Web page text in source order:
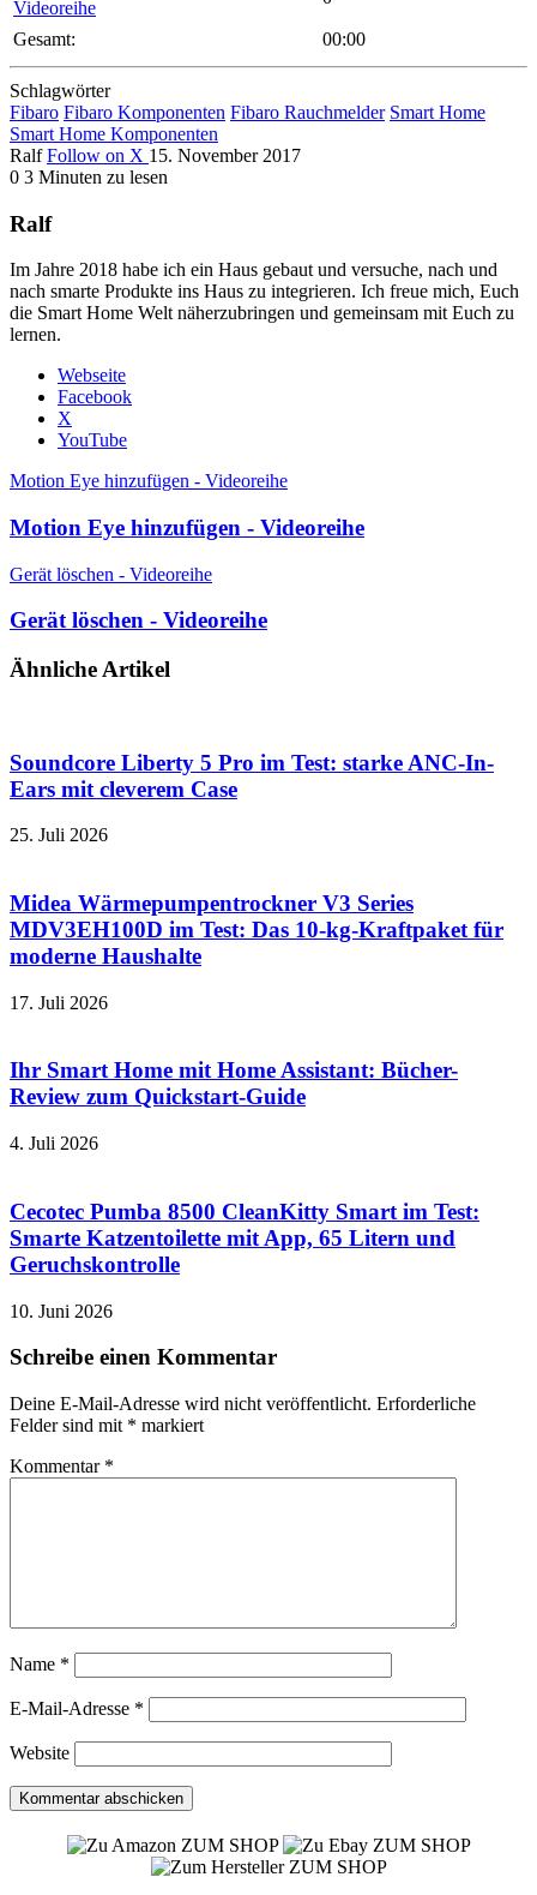
Videoreihe
Gesamt: 00:00
Schlagwörter
Fibaro Fibaro Komponenten Fibaro Rauchmelder Smart Home
Smart Home Komponenten
Ralf Follow on X 15. November 2017
0 3 Minuten zu lesen
Ralf
Im Jahre 2018 habe ich ein Haus gebaut und versuche, nach und
nach smarte Produkte ins Haus zu integrieren. Ich freue mich, Euch
die Smart Home Welt näherzubringen und gemeinsam mit Euch zu
lernen.
Webseite
Facebook
X
YouTube
Motion Eye hinzufügen - Videoreihe
Motion Eye hinzufügen - Videoreihe
Gerät löschen - Videoreihe
Gerät löschen - Videoreihe
Ähnliche Artikel
Soundcore Liberty 5 Pro im Test: starke ANC-In-
Ears mit cleverem Case
25. Juli 2026
Midea Wärmepumpentrockner V3 Series
MDV3EH100D im Test: Das 10-kg-Kraftpaket für
moderne Haushalte
17. Juli 2026
Ihr Smart Home mit Home Assistant: Bücher-
Review zum Quickstart-Guide
4. Juli 2026
Cecotec Pumba 8500 CleanKitty Smart im Test:
Smarte Katzentoilette mit App, 65 Litern und
Geruchskontrolle
10. Juni 2026
Schreibe einen Kommentar
Deine E-Mail-Adresse wird nicht veröffentlicht. Erforderliche
Felder sind mit * markiert
Kommentar *
Name *
E-Mail-Adresse *
Website
ZUM SHOP
ZUM SHOP
ZUM SHOP